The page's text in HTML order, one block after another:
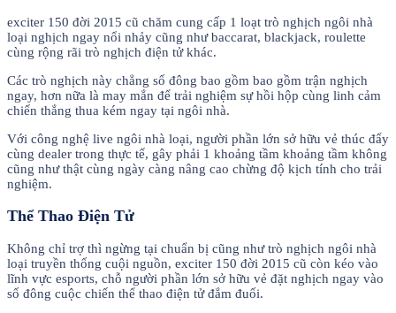
exciter 150 đời 2015 cũ chăm cung cấp 1 loạt trò nghịch ngôi nhà
loại nghịch ngay nổi nhảy cũng như baccarat, blackjack, roulette
cùng rộng rãi trò nghịch điện tử khác.
Các trò nghịch này chẳng số đông bao gồm bao gồm trận nghịch
ngay, hơn nữa là may mắn để trải nghiệm sự hồi hộp cùng linh cảm
chiến thắng thua kém ngay tại ngôi nhà.
Với công nghệ live ngôi nhà loại, người phần lớn sở hữu vẻ thúc đẩy
cùng dealer trong thực tế, gây phải 1 khoảng tầm khoảng tầm không
cũng như thật cùng ngày càng nâng cao chừng độ kịch tính cho trải
nghiệm.
Thể Thao Điện Tử
Không chỉ trợ thì ngừng tại chuẩn bị cũng như trò nghịch ngôi nhà
loại truyền thống cuội nguồn, exciter 150 đời 2015 cũ còn kéo vào
lĩnh vực esports, chỗ người phần lớn sở hữu vẻ đặt nghịch ngay vào
số đông cuộc chiến thể thao điện tử đắm đuối.